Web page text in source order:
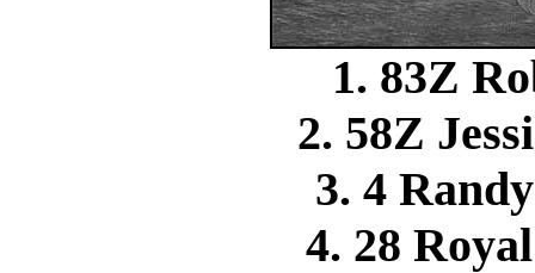
1. 83Z
2. 58Z
3. 4
4. 28